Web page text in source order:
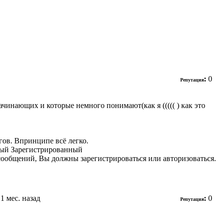
Репутация: 0
и которые немного понимают(как я ((((( ) как это
Впринципе всё легко.
Зарегистрированный
Вы должны зарегистрироваться или авторизоваться.
мес. назад Репутация: 0